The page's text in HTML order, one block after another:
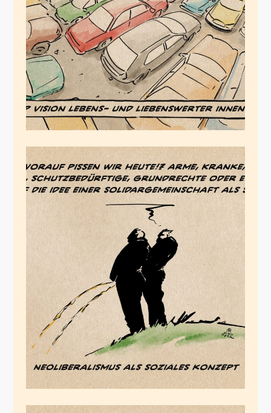
der FDP
August 12, 2024
Neoliberalismus als
soziales Konzept
August 4, 2024